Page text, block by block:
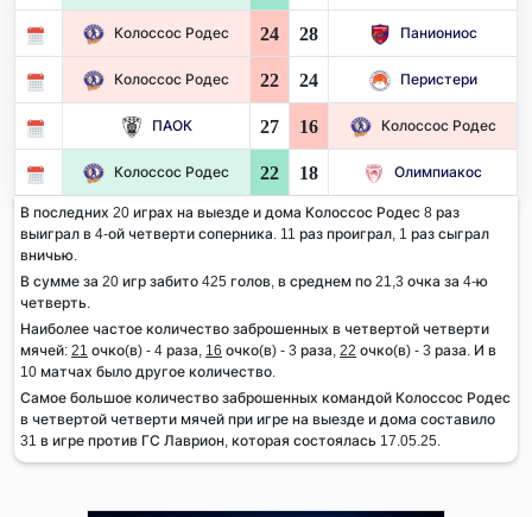
Колоссос Родес 24 28 Паниониос
Колоссос Родес 22 24 Перистери
ПАОК 27 16 Колоссос Родес
Колоссос Родес 22 18 Олимпиакос
В последних 20 играх на выезде и дома Колоссос Родес 8 раз
выиграл в 4-ой четверти соперника. 11 раз проиграл, 1 раз сыграл
вничью.
В сумме за 20 игр забито 425 голов, в среднем по 21,3 очка за 4-ю
четверть.
Наиболее частое количество заброшенных в четвертой четверти
мячей: 21 очко(в) - 4 раза, 16 очко(в) - 3 раза, 22 очко(в) - 3 раза. И в
10 матчах было другое количество.
Самое большое количество заброшенных командой Колоссос Родес
в четвертой четверти мячей при игре на выезде и дома составило
31 в игре против ГС Лаврион, которая состоялась 17.05.25.